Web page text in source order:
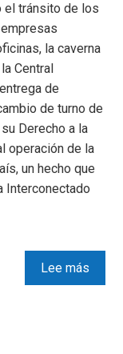
el tránsito de los
la caverna
Central
de
de turno de
Derecho a la
operación de la
un hecho que
Interconectado
Lee más